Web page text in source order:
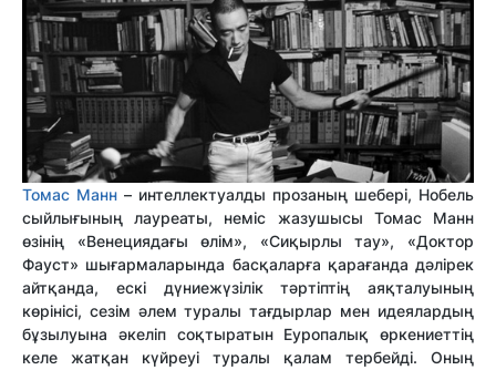
Томас Манн – интеллектуалды прозаның шебері, Нобель
сыйлығының лауреаты, неміс жазушысы Томас Манн
өзінің «Венециядағы өлім», «Сиқырлы тау», «Доктор
Фауст» шығармаларында басқаларға қарағанда дәлірек
айтқанда, ескі дүниежүзілік тәртіптің аяқталуының
көрінісі, сезім әлем туралы тағдырлар мен идеялардың
бұзылуына әкеліп соқтыратын Еуропалық өркениеттің
келе жатқан күйреуі туралы қалам тербейді. Оның